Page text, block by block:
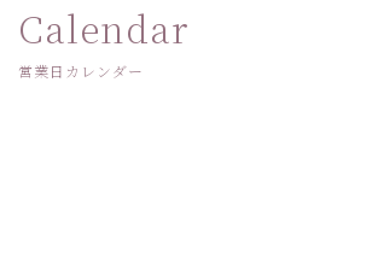
Calendar
営業日カレンダー